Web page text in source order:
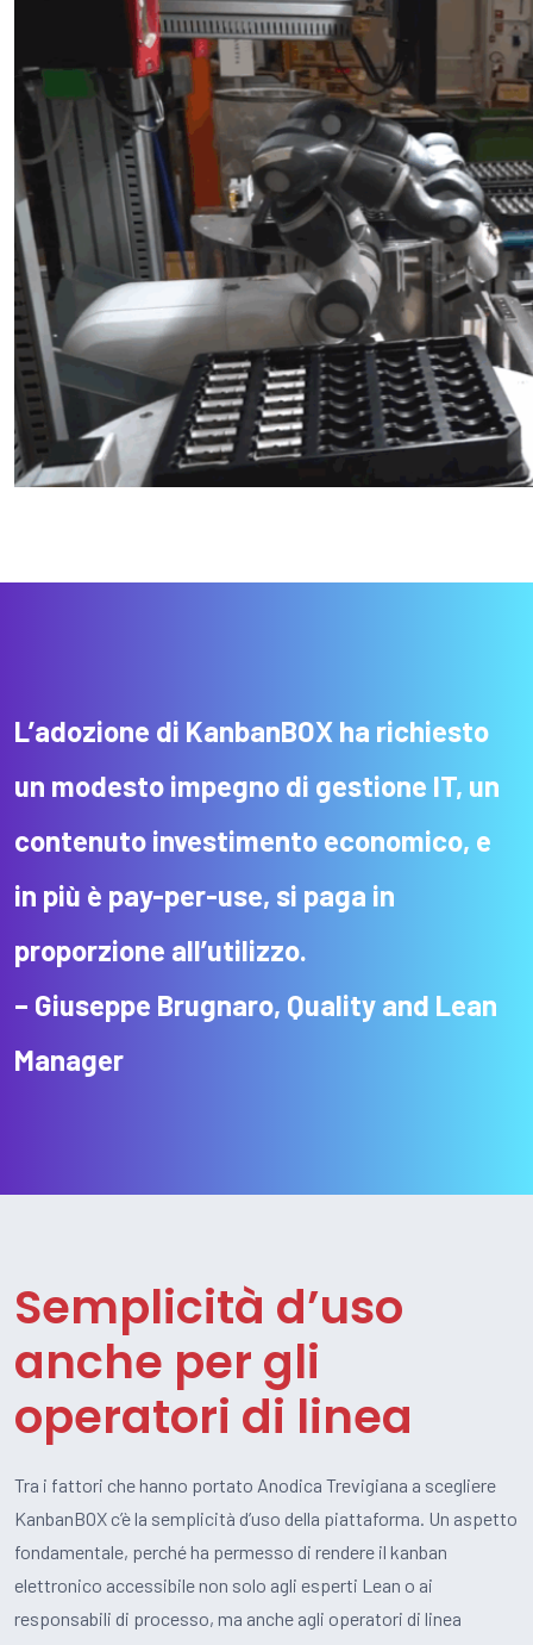
L’adozione di KanbanBOX ha richiesto
un modesto impegno di gestione IT, un
contenuto investimento economico, e
in più è pay-per-use, si paga in
proporzione all’utilizzo.
– Giuseppe Brugnaro, Quality and Lean
Manager
Semplicità d’uso
anche per gli
operatori di linea
Tra i fattori che hanno portato Anodica Trevigiana a scegliere
KanbanBOX c’è la semplicità d’uso della piattaforma. Un aspetto
fondamentale, perché ha permesso di rendere il kanban
elettronico accessibile non solo agli esperti Lean o ai
responsabili di processo, ma anche agli operatori di linea